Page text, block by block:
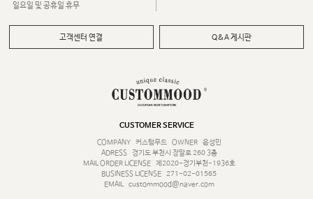
일요일 및 공휴일 휴무
고객센터 연결 Q&A 게시판
CUSTOMER SERVICE
COMPANY
커스텀무드 OWNER
윤성민
ADRESS
경기도 부천시 장말로 260 3층
MAIL ORDER LICENSE
제2020-경기부천-1936호
BUSINESS LICENSE 271-02-01565
EMAIL
custommood@naver.com